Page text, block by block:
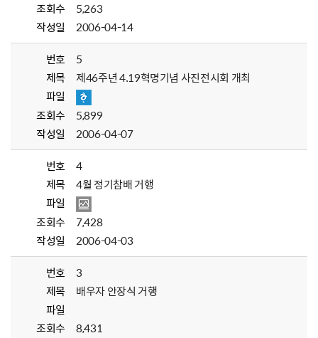
조회수
5,263
작성일
2006-04-14
번호
5
제목
제46주년 4.19혁명기념 사진전시회 개최
파일
조회수
5,899
작성일
2006-04-07
번호
4
제목
4월 정기참배 거행
파일
조회수
7,428
작성일
2006-04-03
번호
3
제목
배우자 안장식 거행
파일
조회수
8,431